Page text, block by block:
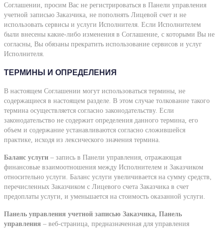
Соглашении, просим Вас не регистрироваться в Панели управления
учетной записью Заказчика, не пополнять Лицевой счет и не
использовать сервисы и услуги Исполнителя. Если Исполнителем
были внесены какие-либо изменения в Соглашение, с которыми Вы не
согласны, Вы обязаны прекратить использование сервисов и услуг
Исполнителя.
ТЕРМИНЫ И ОПРЕДЕЛЕНИЯ
В настоящем Соглашении могут использоваться термины, не
содержащиеся в настоящем разделе. В этом случае толкование такого
термина осуществляется согласно законодательству. Если
законодательство не содержит определения данного термина, его
объем и содержание устанавливаются согласно сложившейся
практике, исходя из лексического значения термина.
Баланс услуги – запись в Панели управления, отражающая
финансовые взаимоотношения между Исполнителем и Заказчиком
относительно услуги. Баланс услуги увеличивается на сумму средств,
перечисленных Заказчиком с Лицевого счета Заказчика в счет
предоплаты услуги, и уменьшается на стоимость оказанной услуги.
Панель управления учетной записью Заказчика, Панель
управления – веб-страница, предназначенная для управления